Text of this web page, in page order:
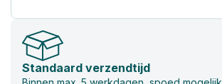
Standaard verzendtijd